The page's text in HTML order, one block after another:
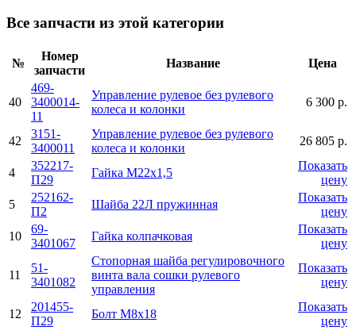
Все запчасти из этой категории
№
Номер
запчасти
Название Цена
40
469-
3400014-
11
Управление рулевое без рулевого
колеса и колонки
6 300 р.
42
3151-
3400011
Управление рулевое без рулевого
колеса и колонки
26 805 р.
4
352217-
П29
Гайка М22х1,5
Показать
цену
5
252162-
П2
Шайба 22Л пружинная
Показать
цену
10
69-
3401067
Гайка колпачковая
Показать
цену
11
51-
3401082
Стопорная шайба регулировочного
винта вала сошки рулевого
управления
Показать
цену
12
201455-
П29
Болт М8х18
Показать
цену